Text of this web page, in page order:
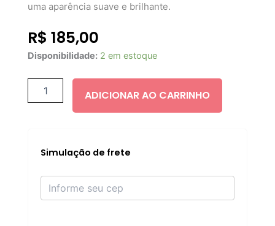
uma aparência suave e brilhante.
R$ 185,00
Disponibilidade: 2 em estoque
L'Oréal
Hydra
Hyaluronic
Acid
Water
quantidade
ADICIONAR AO CARRINHO
Simulação de frete